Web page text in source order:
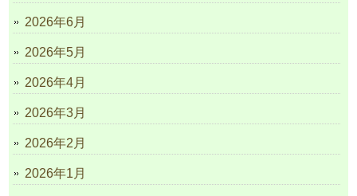
2026年6月
2026年5月
2026年4月
2026年3月
2026年2月
2026年1月